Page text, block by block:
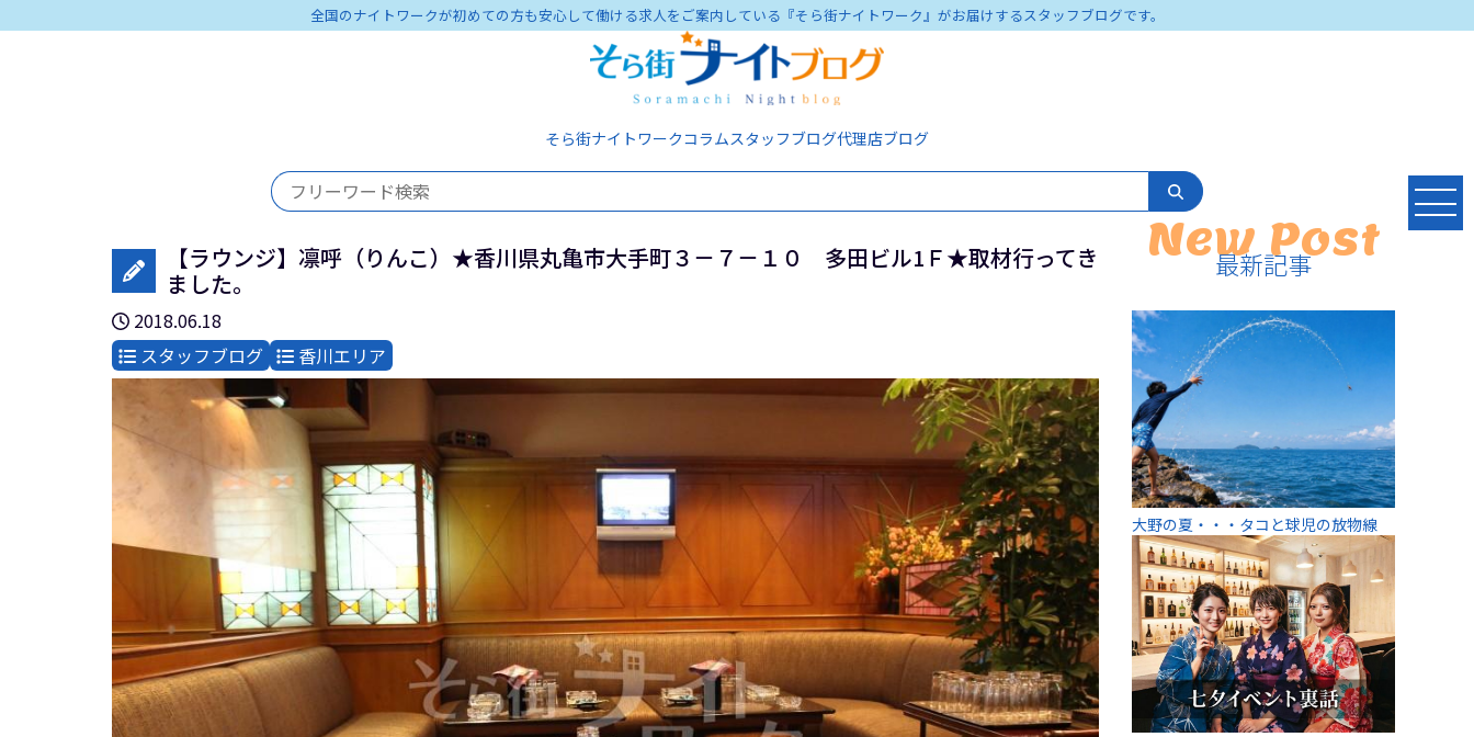
全国のナイトワークが初めての方も安心して働ける求人をご案内している『そら街ナイトワーク』がお届けするスタッフブログです。
そら街ナイトワークコラムスタッフブログ代理店ブログ
【ラウンジ】凛呼（りんこ）★香川県丸亀市大手町３－７－１０ 多田ビル1Ｆ★取材行ってき
ました。
2018.06.18
スタッフブログ
香川エリア
New Post
最新記事
大野の夏・・・タコと球児の放物線